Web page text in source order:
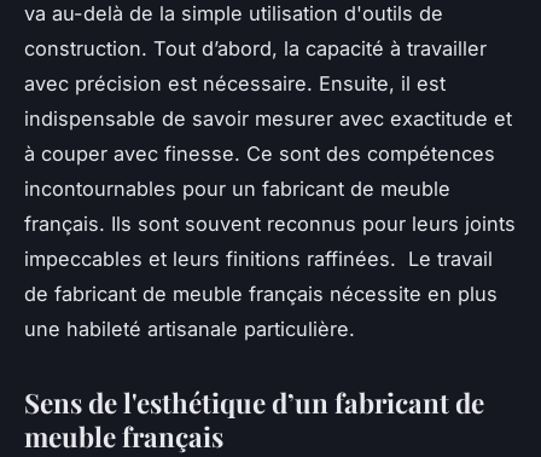
va au-delà de la simple utilisation d'outils de
construction. Tout d’abord, la capacité à travailler
avec précision est nécessaire. Ensuite, il est
indispensable de savoir mesurer avec exactitude et
à couper avec finesse. Ce sont des compétences
incontournables pour un fabricant de meuble
français. Ils sont souvent reconnus pour leurs joints
impeccables et leurs finitions raffinées. Le travail
de fabricant de meuble français nécessite en plus
une habileté artisanale particulière.
Sens de l'esthétique d’un fabricant de
meuble français